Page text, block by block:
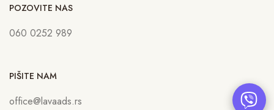
POZOVITE NAS
060 0252 989
PIŠITE NAM
office@lavaads.rs